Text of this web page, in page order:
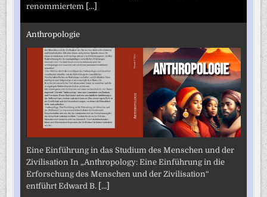
renommiertem [...]
Anthropologie
Eine Einführung in das Studium des Menschen und der
Zivilisation In „Anthropology: Eine Einführung in die
Erforschung des Menschen und der Zivilisation“
entführt Edward B. [...]